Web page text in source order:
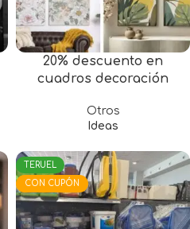
20% descuento en
cuadros decoración
Otros
Ideas
TERUEL
CON CUPÓN